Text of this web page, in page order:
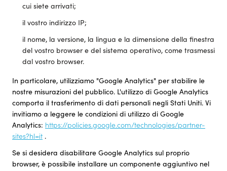
cui siete arrivati;
il vostro indirizzo IP;
il nome, la versione, la lingua e la dimensione della finestra
del vostro browser e del sistema operativo, come trasmessi
dal vostro browser.
In particolare, utilizziamo "Google Analytics" per stabilire le
nostre misurazioni del pubblico. L'utilizzo di Google Analytics
comporta il trasferimento di dati personali negli Stati Uniti. Vi
invitiamo a leggere le condizioni di utilizzo di Google
Analytics: https://policies.google.com/technologies/partner-
sites?hl=it .
Se si desidera disabilitare Google Analytics sul proprio
browser, è possibile installare un componente aggiuntivo nel